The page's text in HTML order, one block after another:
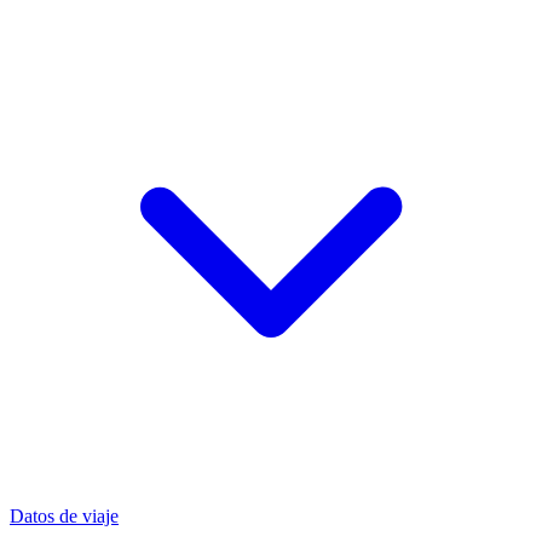
Datos de viaje